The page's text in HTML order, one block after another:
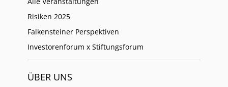
Risiken 2025
Falkensteiner Perspektiven
Investorenforum x Stiftungsforum
ÜBER UNS